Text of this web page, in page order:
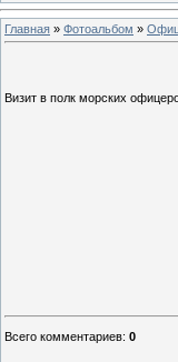
Главная » Фотоальбом »
Визит в полк морских
Всего комментариев: 0